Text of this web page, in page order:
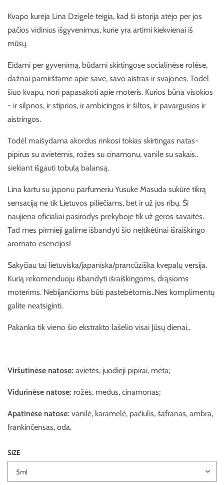
Kvapo kurėja Lina Dzigelė teigia, kad ši istorija atėjo per jos
pačios vidinius išgyvenimus, kurie yra artimi kiekvienai iš
mūsų.
Eidami per gyvenimą, būdami skirtingose socialinėse rolėse,
dažnai pamirštame apie save, savo aistras ir svajones. Todėl
šiuo kvapu, nori papasakoti apie moteris. Kurios būna visokios
- ir silpnos, ir stiprios, ir ambicingos ir šiltos, ir pavargusios ir
aistringos.
Todėl maišydama akordus rinkosi tokias skirtingas natas-
pipirus su avietėmis, rožes su cinamonu, vanile su sakais..
siekiant išgauti tobulą balansą.
Lina kartu su japonu parfumeriuYusuke Masuda sukūrė tikrą
sensaciją ne tik Lietuvos piliečiams, bet ir už jos ribų. Ši
naujiena oficialiai pasirodys prekyboje tik už geros savaitės.
Tad mes pirmieji galime išbandyti šio neįtikėtinai išraiškingo
aromato esencijos!
Sakyčiau tai lietuviska/japaniska/prancūziška kvepalų versija.
Kurią rekomenduoju išbandyti išraiškingoms, drąsioms
moterims. Nebijančioms būti pastebėtomis..Nes komplimentų
galite neatsiginti.
Pakanka tik vieno šio ekstrakto lašelio visai Jūsų dienai..
Viršutinėse natose:avietės, juodieji pipirai, mėta;
Vidurinėse natose: rožės, medus, cinamonas;
Apatinėse natose: vanilė, karamelė, pačiulis, šafranas, ambra,
frankinčensas, oda.
SIZE